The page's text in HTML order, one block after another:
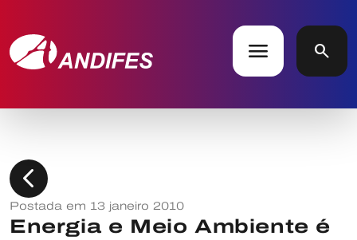
menu search
chevron_left
Postada em 13 janeiro 2010
Energia e Meio Ambiente é